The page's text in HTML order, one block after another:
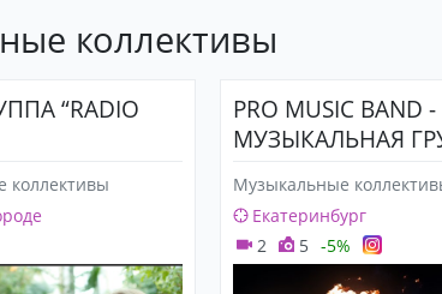
коллективы
“RADIO
коллективы
PRO MUSIC BAND -
МУЗЫКАЛЬНАЯ
Музыкальные
Екатеринбург
2
5 -5%